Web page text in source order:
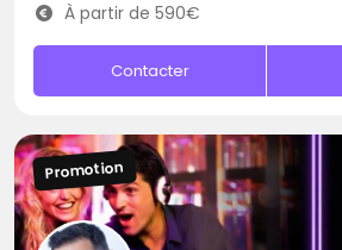
À partir de 590€
Contacter
Promotion